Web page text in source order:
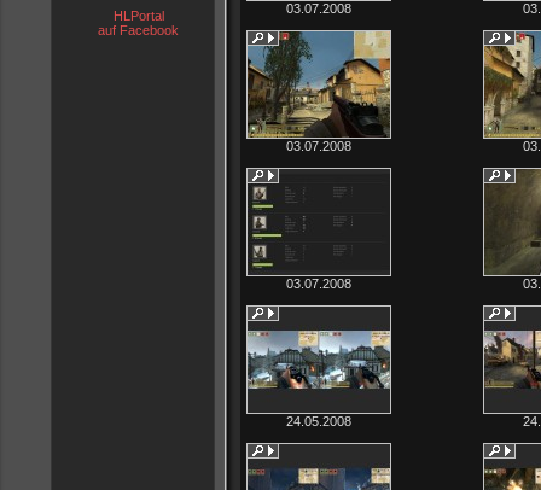
HLPortal
auf Facebook
03.07.2008
03.07.2008
03.07.2008
24.05.2008